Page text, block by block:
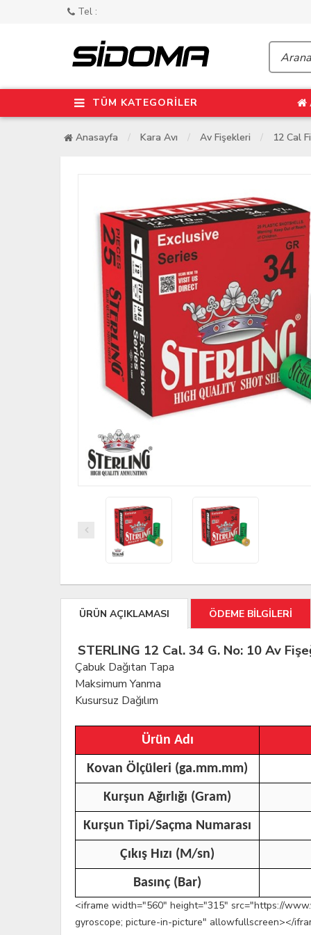
Tel :
TÜM KATEGORİLER
Anasayfa Kara Avı Av Fişekleri 12 Cal
ÜRÜN AÇIKLAMASI ÖDEME BİLGİLERİ
STERLING 12 Cal. 34 G. No: 10 Av
Çabuk Dağıtan Tapa
Maksimum Yanma
Kusursuz Dağılım
Ürün Adı
Kovan Ölçüleri (ga.mm.mm)
Kurşun Ağırlığı (Gram)
Kurşun Tipi/Saçma Numarası
Çıkış Hızı (M/sn)
Basınç (Bar)
<iframe width="560" height="315" src="https://
gyroscope; picture-in-picture" allowfullscreen></